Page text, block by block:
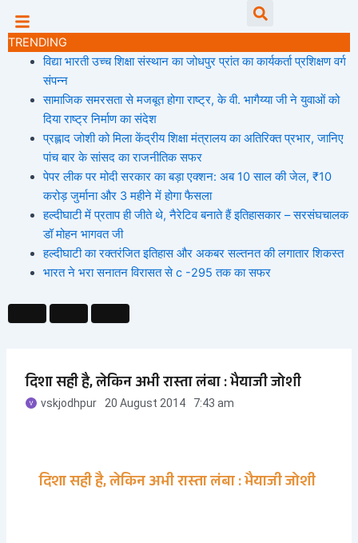
content
TRENDING
विद्या भारती उच्च शिक्षा संस्थान का जोधपुर प्रांत का कार्यकर्ता प्रशिक्षण वर्ग
संपन्न
सामाजिक समरसता से मजबूत होगा राष्ट्र, के वी. भागैय्या जी ने युवाओं को
दिया राष्ट्र निर्माण का संदेश
प्रह्लाद जोशी को मिला केंद्रीय शिक्षा मंत्रालय का अतिरिक्त प्रभार, जानिए
पांच बार के सांसद का राजनीतिक सफर
पेपर लीक पर मोदी सरकार का बड़ा एक्शन: अब 10 साल की जेल, ₹10
करोड़ जुर्माना और 3 महीने में होगा फैसला
हल्दीघाटी में प्रताप ही जीते थे, नैरेटिव बनाते हैं इतिहासकार – सरसंघचालक
डॉ मोहन भागवत जी
हल्दीघाटी का रक्तरंजित इतिहास और अकबर सल्तनत की लगातार शिकस्त
भारत ने भरा सनातन विरासत से c -295 तक का सफर
दिशा सही है, लेकिन अभी रास्ता लंबा : भैयाजी जोशी
vskjodhpur 20 August 2014 7:43 am
दिशा सही है, लेकिन अभी रास्ता लंबा : भैयाजी जोशी